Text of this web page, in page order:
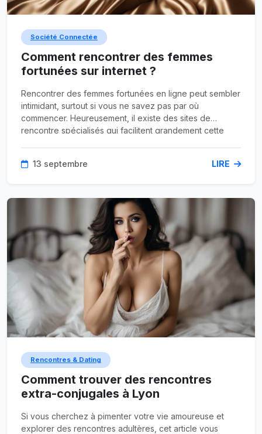
Société Connectée
Comment rencontrer des femmes
fortunées sur internet ?
Rencontrer des femmes fortunées en ligne peut sembler
intimidant, surtout si vous ne savez pas par où
commencer. Heureusement, il existe des sites de
rencontre spécialisés qui facilitent grandement cette
grâce à des plateformes de rencontre haut de gamme.
13 septembre LIRE
Rencontres & Dating
Comment trouver des rencontres
extra-conjugales à Lyon
Si vous cherchez à pimenter votre vie amoureuse et
explorer des rencontres adultères, cet article vous